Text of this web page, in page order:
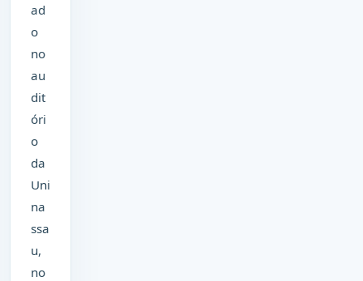
ad
o
no
au
dit
óri
o
da
Uni
na
ssa
u,
no